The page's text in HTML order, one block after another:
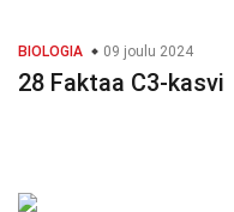
BIOLOGIA 09 joulu 2024
28 Faktaa C3-kasvi